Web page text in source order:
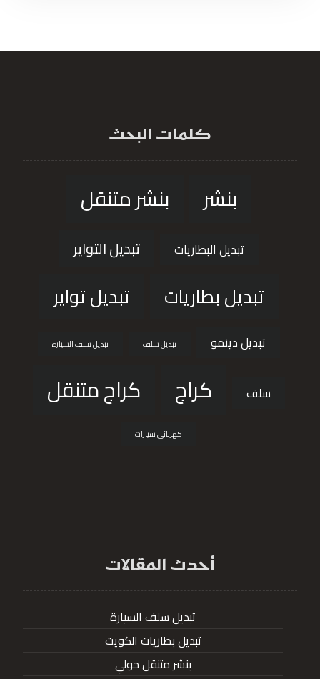
كلمات البحث
بنشر بنشر متنقل
تبديل البطاريات تبديل التواير
تبديل بطاريات تبديل تواير
تبديل دينمو تبديل سلف تبديل سلف السيارة
سلف كراج كراج متنقل
كهربائي سيارات
أحدث المقالات
تبديل سلف السيارة
تبديل بطاريات الكويت
بنشر متنقل حولي